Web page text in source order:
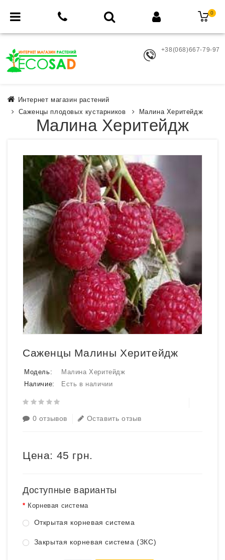
0
+38(068)667-79-97
Интернет магазин растений
Саженцы плодовых кустарников
Малина Херитейдж
Малина Херитейдж
Саженцы Малины Херитейдж
Модель:
Малина Херитейдж
Наличие:
Есть в наличии
0 отзывов Оставить отзыв
Цена: 45 грн.
Доступные варианты
Корневая система
Открытая корневая система
Закрытая корневая система (ЗКС)